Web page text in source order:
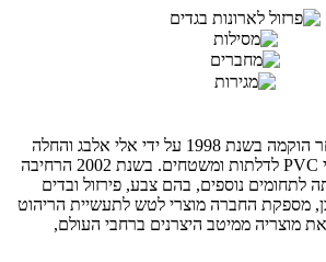
חברת אלבגינו שיווק וסחר הוקמה בשנת 1998 על ידי אלי אלבג והחלה
את דרכה כיבואנית גלילי PVC לדלתות ומשטחים. בשנת 2002 הרחיבה
לתחומים נוספים, בהם צבע, פירזול ובדים
מספקת החברה מוצרי לטש לתעשיית הריהוט
מוצריה ממיטב היצרנים ברחבי העולם,